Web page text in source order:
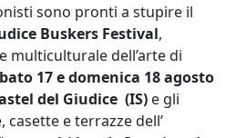
sono pronti a stupire il
Buskers Festival,
multiculturale dell’arte di
17 e domenica 18 agosto
del Giudice (IS) e gli
e terrazze dell’